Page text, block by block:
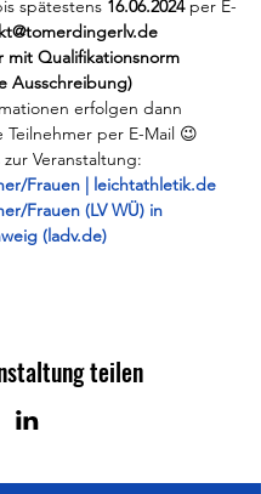
spätestens 16.06.2024 per E-
mit Qualifikationsnorm
Ausschreibung)
erfolgen dann
Teilnehmer per E-Mail 😉
Veranstaltung:
Frauen | leichtathletik.de
Frauen (LV WÜ) in
(ladv.de)
teilen